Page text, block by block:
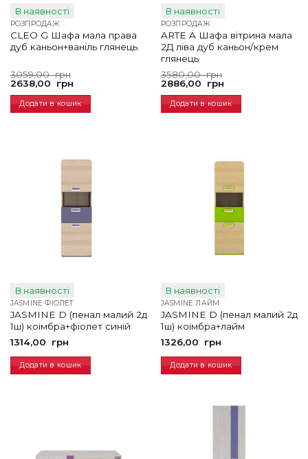
В наявності
РОЗПРОДАЖ
CLEO G Шафа мала права
дуб каньон+ваніль глянець
3059,00грн
Оригінальна
ціна:
3059,00
грн.
2638,00 грн
Поточна
ціна:
2638,00
грн.
Додати в кошик
В наявності
РОЗПРОДАЖ
ARTE A Шафа вітрина мала
2Д ліва дуб каньон/крем
глянець
3580,00грн
Оригінальна
ціна:
3580,00
грн.
2886,00 грн
Поточна
ціна:
2886,00
грн.
Додати в кошик
В наявності
JASMINE ФІОЛЕТ
JASMINE D (пенал малий 2д
1ш) коімбра+фіолет синій
1314,00
грн
Додати в кошик
В наявності
JASMINE ЛАЙМ
JASMINE D (пенал малий 2д
1ш) коімбра+лайм
1326,00
грн
Додати в кошик